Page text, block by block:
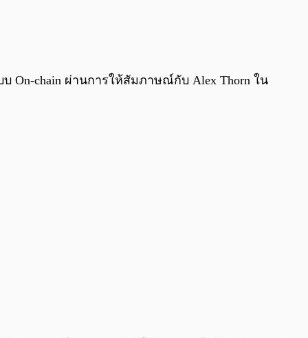
On-chain ผ่านการให้สัมภาษณ์กับ Alex Thorn ใน